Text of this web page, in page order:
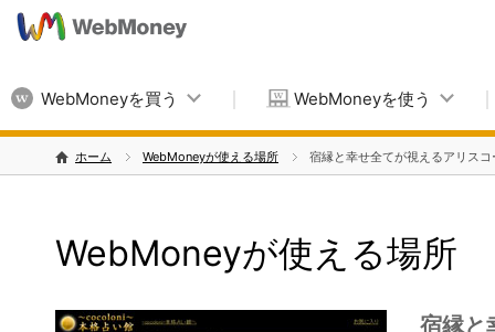
WebMoneyを買う WebMoneyを使う
ホーム WebMoneyが使える場所 宿縁と幸せ全てが視えるアリス
WebMoneyが使える場所
宿縁と